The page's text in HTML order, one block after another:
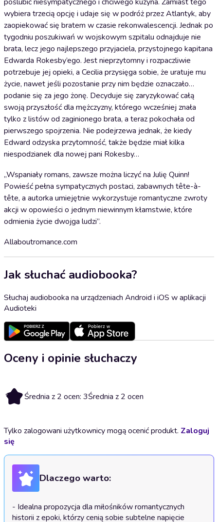
wybiera trzecią opcję i udaje się w podróż przez Atlantyk, aby
zaopiekować się bratem w czasie rekonwalescencji. Jednak po
tygodniu poszukiwań w wojskowym szpitalu odnajduje nie
brata, lecz jego najlepszego przyjaciela, przystojnego kapitana
Edwarda Rokesby’ego. Jest nieprzytomny i rozpaczliwie
potrzebuje jej opieki, a Cecilia przysięga sobie, że ​​uratuje mu
życie, nawet jeśli pozostanie przy nim będzie oznaczało…
podanie się za jego żonę. Decyduje się zaryzykować całą
swoją przyszłość dla mężczyzny, którego wcześniej znała
tylko z listów od zaginionego brata, a teraz pokochała od
pierwszego spojrzenia. Nie podejrzewa jednak, że kiedy
Edward odzyska przytomność, także będzie miał kilka
niespodzianek dla nowej pani Rokesby…
„Wspaniały romans, zawsze można liczyć na Julię Quinn!
Powieść pełna sympatycznych postaci, zabawnych tête-à-
tête, a autorka umiejętnie wykorzystuje romantyczne zwroty
akcji w opowieści o jednym niewinnym kłamstwie, które
odmienia życie dwojga ludzi”.
Allaboutromance.com
Jak słuchać audiobooka?
Słuchaj audiobooka na urządzeniach Android i iOS w aplikacji
Audioteki
Oceny i opinie słuchaczy
3 Średnia z 2 ocen: 3Średnia z 2 ocen
Tylko zalogowani użytkownicy mogą ocenić produkt. Zaloguj
się
Dlaczego warto:
- Idealna propozycja dla miłośników romantycznych
historii z epoki, którzy cenią sobie subtelne napięcie